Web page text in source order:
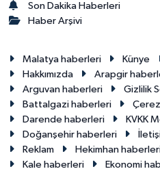
Son Dakika Haberleri
Haber Arşivi
Malatya haberleri Künye
Hakkımızda
Arapgir
Arguvan haberleri
Gizlilik
Battalgazi haberleri
Darende haberleri
KVKK
Doğanşehir haberleri
Reklam
Hekimhan
Kale haberleri
Ekonomi